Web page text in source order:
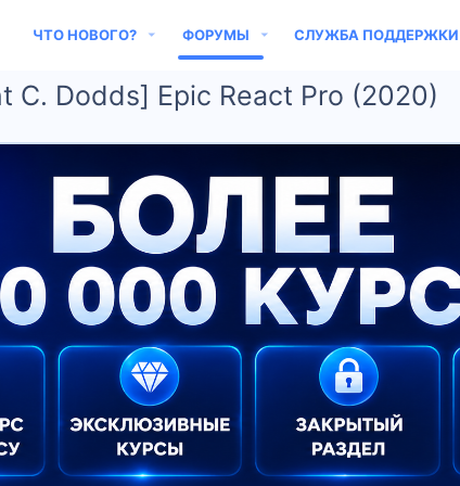
ЧТО НОВОГО? ФОРУМЫ СЛУЖБА ПОДДЕРЖКИ
C. Dodds] Epic React Pro (2020)